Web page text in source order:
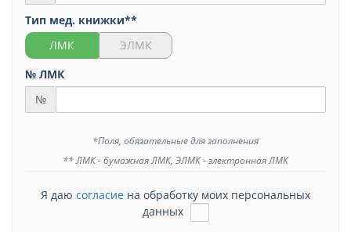
Тип мед. книжки**
ЛМК
ЭЛМК
№ ЛМК
№
*Поля, обязательные для заполнения
** ЛМК - бумажная ЛМК, ЭЛМК - электронная ЛМК
Я даю согласие на обработку моих персональных
данных